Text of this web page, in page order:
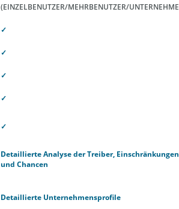
(EINZELBENUTZER/MEHRBENUTZER/
✓
✓
✓
✓
✓
Detaillierte Analyse der Treiber, Einschränkungen
und Chancen
Detaillierte Unternehmensprofile